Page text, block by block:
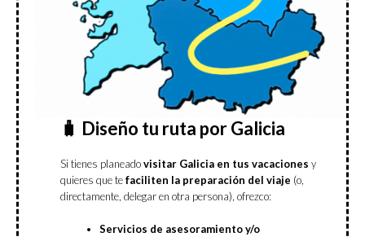
🧳 Diseño tu ruta por Galicia
Si tienes planeadovisitar Galicia en tus vacaciones y
quieres que tefaciliten la preparación del viaje (o,
directamente, delegar en otra persona), ofrezco:
Servicios de asesoramiento y/o